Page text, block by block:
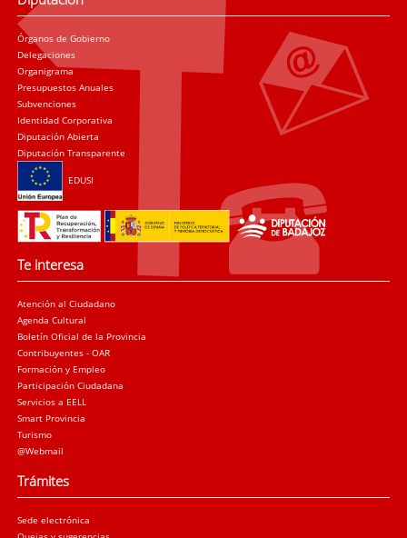
Órganos de Gobierno
Delegaciones
Organigrama
Presupuestos Anuales
Subvenciones
Identidad Corporativa
Diputación Abierta
Diputación Transparente
EDUSI
Te interesa
Atención al Ciudadano
Agenda Cultural
Boletín Oficial de la Provincia
Contribuyentes - OAR
Formación y Empleo
Participación Ciudadana
Servicios a EELL
Smart Provincia
Turismo
@Webmail
Trámites
Sede electrónica